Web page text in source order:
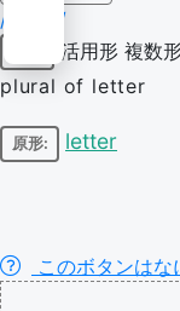
/ˈlɛtɚz/
活用形 複数
plural of letter
原形: letter
このボタンはな